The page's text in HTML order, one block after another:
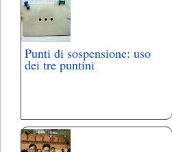
Punti di sospensione: uso
dei tre puntini